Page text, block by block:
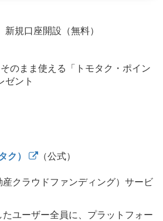
新規口座開設（無料）
のまま使える「トモタク・ポイン
ゼント
ク）
（公式）
クラウドファンディング）サービ
ユーザー全員に、プラットフォー